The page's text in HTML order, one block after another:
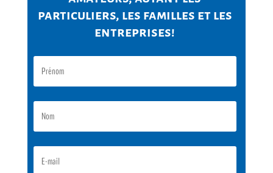
particuliers, les familles et les
entreprises!